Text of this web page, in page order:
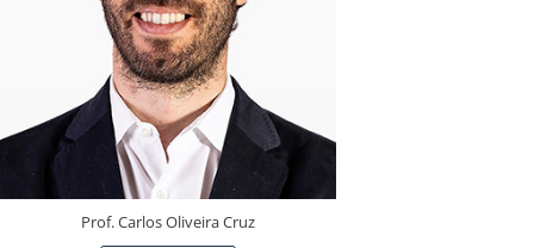
Prof. Carlos Oliveira Cruz